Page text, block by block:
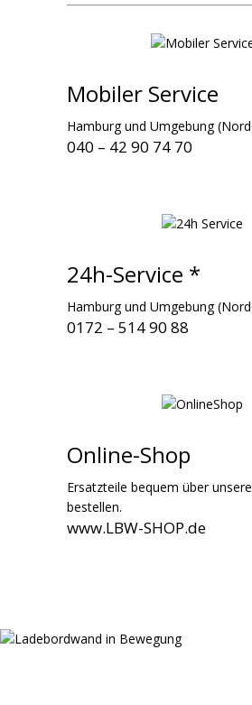
Mobiler Service
Hamburg und Umgebung
040 – 42 90 74 70
24h-Service *
Hamburg und Umgebung
0172 – 514 90 88
Online-Shop
Ersatzteile bequem über
bestellen.
www.LBW-SHOP.de